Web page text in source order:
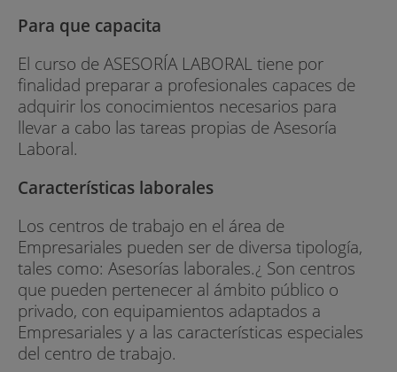
Para que capacita
El curso de ASESORÍA LABORAL tiene por
finalidad preparar a profesionales capaces de
adquirir los conocimientos necesarios para
llevar a cabo las tareas propias de Asesoría
Laboral.
Características laborales
Los centros de trabajo en el área de
Empresariales pueden ser de diversa tipología,
tales como: Asesorías laborales.¿ Son centros
que pueden pertenecer al ámbito público o
privado, con equipamientos adaptados a
Empresariales y a las características especiales
del centro de trabajo.